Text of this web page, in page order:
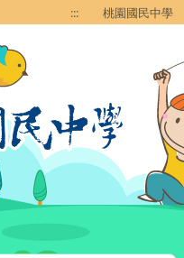
::: 桃園國民中學